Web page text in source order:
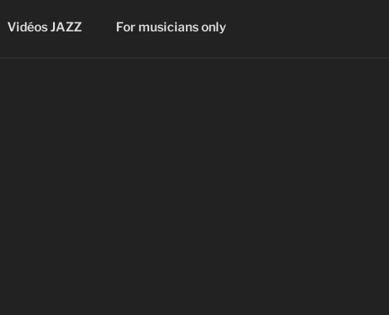
Vidéos JAZZ For musicians only